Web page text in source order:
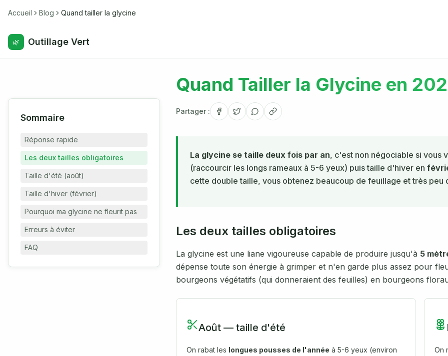
Accueil Blog Quand tailler la glycine
🌿 Outillage Vert
Sommaire
Réponse rapide
Les deux tailles obligatoires
Taille d'été (août)
Taille d'hiver (février)
Pourquoi ma glycine ne fleurit pas
Erreurs à éviter
FAQ
Quand Tailler la Glycine en
Partager :
La glycine se taille deux fois par an, c'est non négociable si vous
(raccourcir les longs rameaux à 5-6 yeux) puis taille d'hiver en
cette double taille, vous obtenez beaucoup de feuillage et très peu
Les deux tailles obligatoires
La glycine est une liane vigoureuse capable de produire jusqu'à 5
dépense toute son énergie à grimper et n'en garde plus assez pour
bourgeons végétatifs (qui donneraient des feuilles) en bourgeons
Août — taille d'été
On rabat les longues pousses de l'année à 5-6 yeux (environ
On